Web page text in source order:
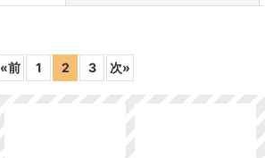
«前 1 2 3 次»